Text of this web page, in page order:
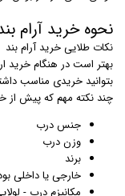
نحوه خرید آرام
نکات طلایی خرید آرام بند
بهتر است در هنگام خرید
بتوانید خریدی مناسب
چند نکته مهم که پیش از
جنس درب
وزن درب
برند
خارجی یا داخلی